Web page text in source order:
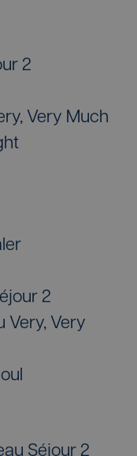
2
Very Much
2
Very, Very
Séjour 2